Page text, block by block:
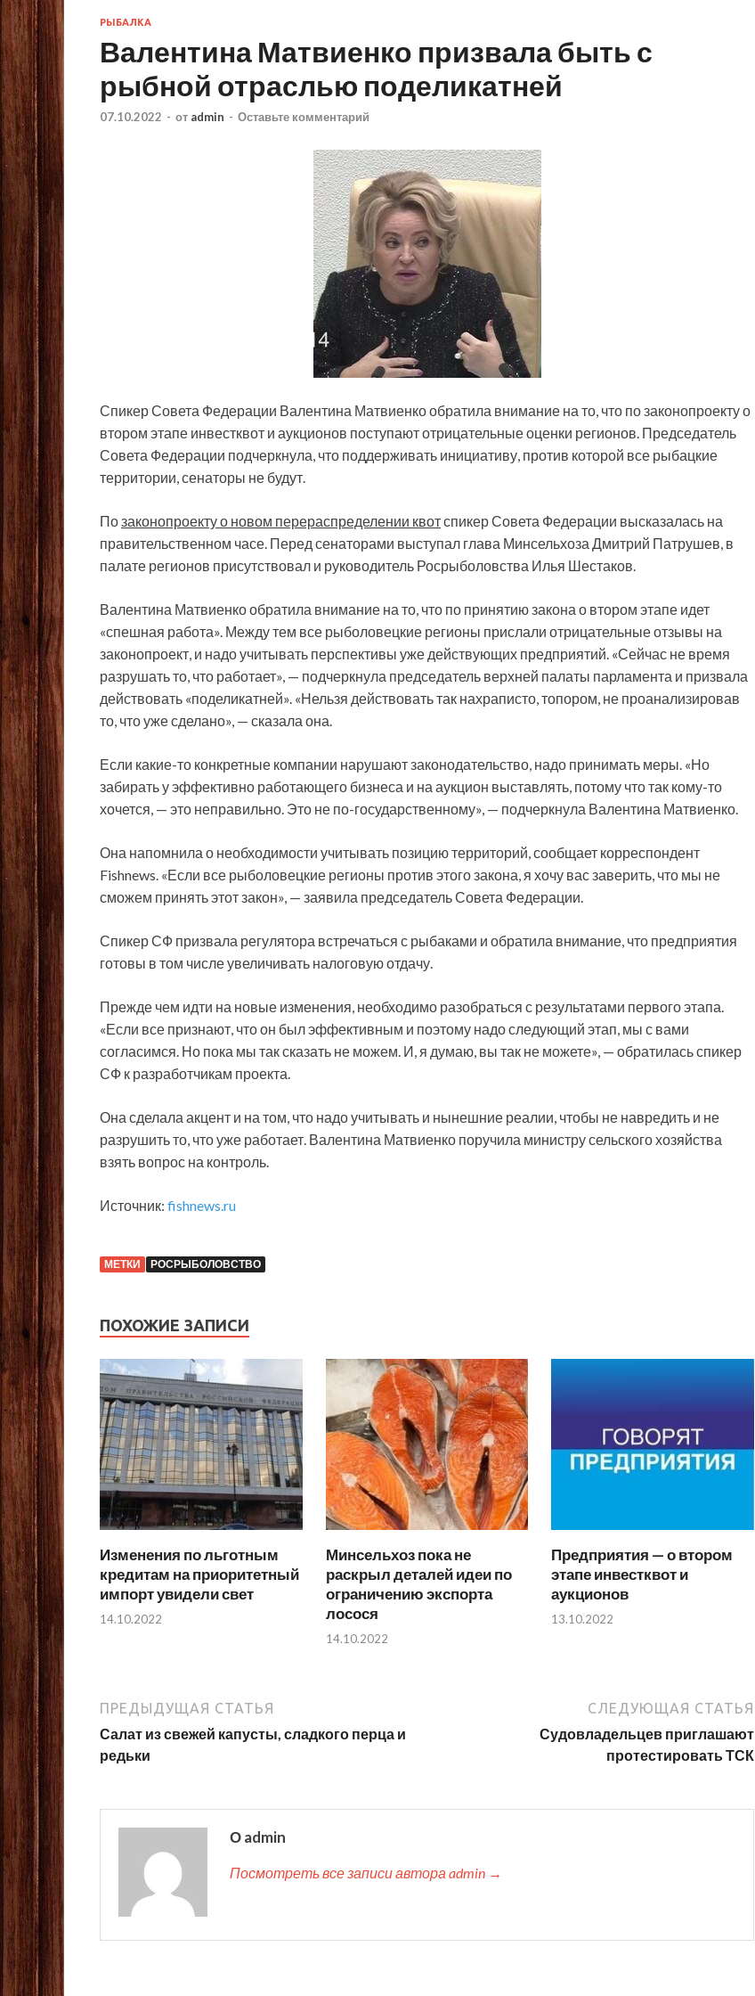
РЫБАЛКА
Валентина Матвиенко призвала быть с
рыбной отраслью поделикатней
07.10.2022 - от admin - Оставьте комментарий
Спикер Совета Федерации Валентина Матвиенко обратила внимание на то, что по законопроекту о
втором этапе инвестквот и аукционов поступают отрицательные оценки регионов. Председатель
Совета Федерации подчеркнула, что поддерживать инициативу, против которой все рыбацкие
территории, сенаторы не будут.
Позаконопроекту о новом перераспределении квотспикер Совета Федерации высказалась на
правительственном часе. Перед сенаторами выступал глава Минсельхоза Дмитрий Патрушев, в
палате регионов присутствовал и руководитель Росрыболовства Илья Шестаков.
Валентина Матвиенко обратила внимание на то, что по принятию закона о втором этапе идет
«спешная работа». Между тем все рыболовецкие регионы прислали отрицательные отзывы на
законопроект, и надо учитывать перспективы уже действующих предприятий. «Сейчас не время
разрушать то, что работает», — подчеркнула председатель верхней палаты парламента и призвала
действовать «поделикатней». «Нельзя действовать так нахраписто, топором, не проанализировав
то, что уже сделано», — сказала она.
Если какие-то конкретные компании нарушают законодательство, надо принимать меры. «Но
забирать у эффективно работающего бизнеса и на аукцион выставлять, потому что так кому-то
хочется, — это неправильно. Это не по-государственному», — подчеркнула Валентина Матвиенко.
Она напомнила о необходимости учитывать позицию территорий, сообщает корреспондент
Fishnews. «Если все рыболовецкие регионы против этого закона, я хочу вас заверить, что мы не
сможем принять этот закон», — заявила председатель Совета Федерации.
Спикер СФ призвала регулятора встречаться с рыбаками и обратила внимание, что предприятия
готовы в том числе увеличивать налоговую отдачу.
Прежде чем идти на новые изменения, необходимо разобраться с результатами первого этапа.
«Если все признают, что он был эффективным и поэтому надо следующий этап, мы с вами
согласимся. Но пока мы так сказать не можем. И, я думаю, вы так не можете», — обратилась спикер
СФ к разработчикам проекта.
Она сделала акцент и на том, что надо учитывать и нынешние реалии, чтобы не навредить и не
разрушить то, что уже работает. Валентина Матвиенко поручила министру сельского хозяйства
взять вопрос на контроль.
Источник: fishnews.ru
МЕТКИ РОСРЫБОЛОВСТВО
ПОХОЖИЕ ЗАПИСИ
Изменения по льготным
кредитам на приоритетный
импорт увидели свет
14.10.2022
Минсельхоз пока не
раскрыл деталей идеи по
ограничению экспорта
лосося
14.10.2022
Предприятия — о втором
этапе инвестквот и
аукционов
13.10.2022
ПРЕДЫДУЩАЯ СТАТЬЯ
Салат из свежей капусты, сладкого перца и
редьки
СЛЕДУЮЩАЯ СТАТЬЯ
Судовладельцев приглашают
протестировать ТСК
О admin
Посмотреть все записи автора admin →